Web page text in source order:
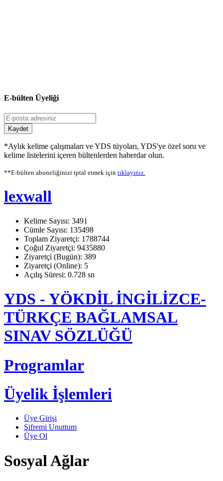
E-bülten Üyeliği
Kaydet
*Aylık kelime çalışmaları ve YDS tüyoları, YDS'ye özel soru ve
kelime listelerini içeren bültenlerden haberdar olun.
**E-bülten aboneliğinizi iptal etmek için tıklayınız.
lexwall
Kelime Sayısı: 3491
Cümle Sayısı: 135498
Toplam Ziyaretçi: 1788744
Çoğul Ziyaretçi: 9435880
Ziyaretçi (Bugün): 389
Ziyaretçi (Online): 5
Açılış Süresi: 0.728 sn
YDS - YÖKDİL İNGİLİZCE-
TÜRKÇE BAĞLAMSAL
SINAV SÖZLÜĞÜ
Programlar
Üyelik İşlemleri
Üye Girişi
Şifremi Unuttum
Üye Ol
Sosyal Ağlar